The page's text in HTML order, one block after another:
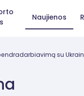
Naujienos
su